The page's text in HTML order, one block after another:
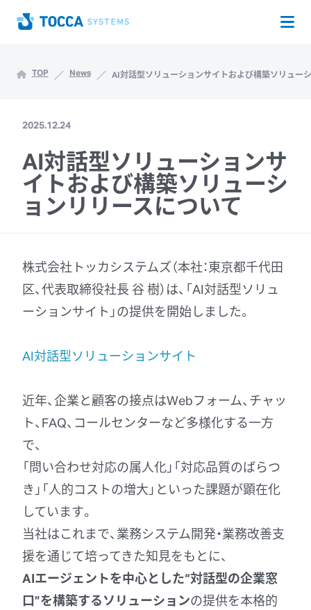
Home
TOP News AI対話型ソリューションサイトおよび構築ソリュー
2025.12.24
AI対話型ソリューションサ
イトおよび構築ソリューシ
ョンリリースについて
株式会社トッカシステムズ（本社：東京都千代田
区、代表取締役社長 谷 樹）は、「AI対話型ソリュ
ーションサイト」の提供を開始しました。
AI対話型ソリューションサイト
近年、企業と顧客の接点はWebフォーム、チャッ
ト、FAQ、コールセンターなど多様化する一方
で、
「問い合わせ対応の属人化」「対応品質のばらつ
き」「人的コストの増大」といった課題が顕在化
しています。
当社はこれまで、業務システム開発・業務改善支
援を通じて培ってきた知見をもとに、
AIエージェントを中心とした“対話型の企業窓
口”を構築するソリューションの提供を本格的